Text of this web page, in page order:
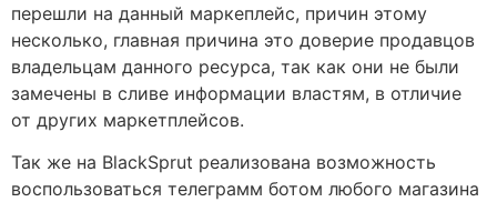
перешли на данный маркеплейс, причин этому
несколько, главная причина это доверие продавцов
владельцам данного ресурса, так как они не были
замечены в сливе информации властям, в отличие
от других маркетплейсов.
Так же на BlackSprut реализована возможность
воспользоваться телеграмм ботом любого магазина